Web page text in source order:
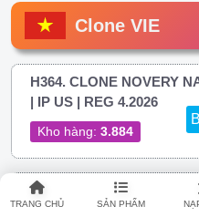
TRANG CHỦ SẢN PHẨM
Clone VIE
H364. CLONE NOVERY
| IP US | REG 4.2026
Kho hàng: 3.884
H374. Clone Việt IP Việt
FULL 2FA